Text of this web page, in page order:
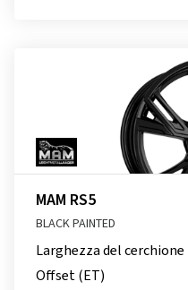
MAM RS5
BLACK PAINTED
Larghezza del cerchione
Offset (ET)